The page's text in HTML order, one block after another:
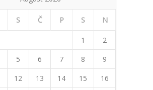
S Č P S N
1
2
5 6 7 8
9
12 13 14 15
16